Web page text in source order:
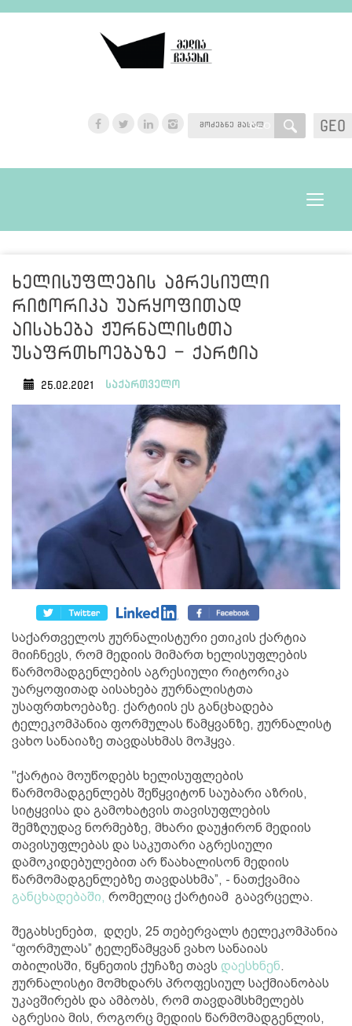
GEO
GEO
Toggle
ხელისუფლების აგრესიული
რიტორიკა უარყოფითად
აისახება ჟურნალისტთა
უსაფრთხოებაზე - ქარტია
25.02.2021 საქართველო
საქართველოს ჟურნალისტური ეთიკის ქარტია
მიიჩნევს, რომ მედიის მიმართ ხელისუფლების
წარმომადგენლების აგრესიული რიტორიკა
უარყოფითად აისახება ჟურნალისტთა
უსაფრთხოებაზე. ქარტიის ეს განცხადება
ტელეკომპანია ფორმულას წამყვანზე, ჟურნალისტ
ვახო სანაიაზე თავდასხმას მოჰყვა.
"ქარტია მოუწოდებს ხელისუფლების
წარმომადგენლებს შეწყვიტონ საუბარი აზრის,
სიტყვისა და გამოხატვის თავისუფლების
შემზღუდავ ნორმებზე, მხარი დაუჭირონ მედიის
თავისუფლებას და საკუთარი აგრესიული
დამოკიდებულებით არ წაახალისონ მედიის
წარმომადგენლებზე თავდასხმა”, - ნათქვამია
განცხადებაში, რომელიც ქარტიამ გაავრცელა.
შეგახსენებთ, დღეს, 25 თებერვალს ტელეკომპანია
“ფორმულას” ტელეწამყვან ვახო სანაიას
თბილისში, წყნეთის ქუჩაზე თავს დაესხნენ.
ჟურნალისტი მომხდარს პროფესიულ საქმიანობას
უკავშირებს და ამბობს, რომ თავდამსხმელებს
აგრესია მის, როგორც მედიის წარმომადგენლის,